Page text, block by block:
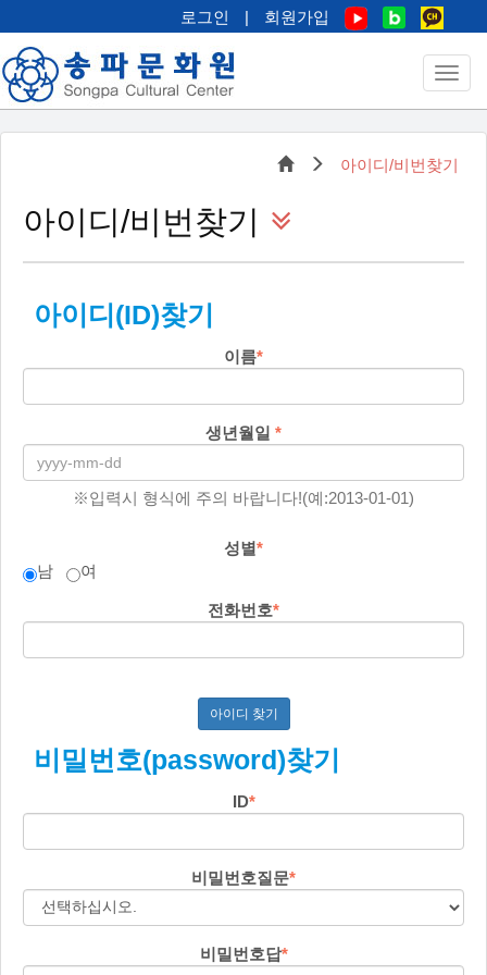
로그인 | 회원가입
아이디/비번찾기
아이디/비번찾기
아이디(ID)찾기
이름*
생년월일 *
※입력시 형식에 주의 바랍니다!(예:2013-01-01)
성별*
남
여
전화번호*
아이디 찾기
비밀번호(password)찾기
ID*
비밀번호질문*
비밀번호답*